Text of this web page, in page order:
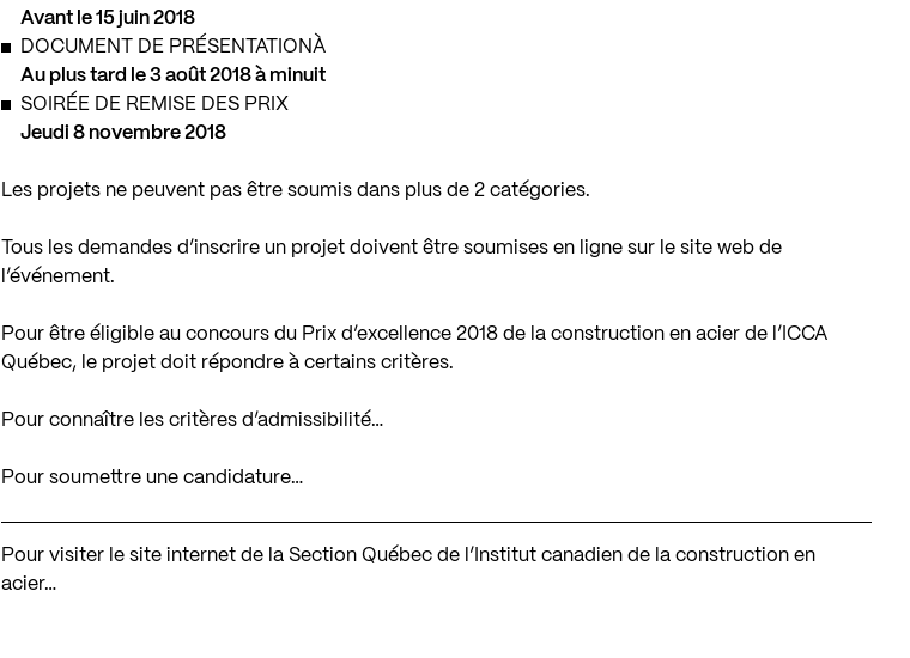
Avant le 15 juin 2018
DOCUMENT DE PRÉSENTATIONÀ
Au plus tard le 3 août 2018 à minuit
SOIRÉE DE REMISE DES PRIX
Jeudi 8 novembre 2018
Les projets ne peuvent pas être soumis dans plus de 2 catégories.
Tous les demandes d’inscrire un projet doivent être soumises en ligne sur le site web de
l’événement.
Pour être éligible au concours du Prix d’excellence 2018 de la construction en acier de l’ICCA
Québec, le projet doit répondre à certains critères.
Pour connaître les critères d’admissibilité…
Pour soumettre une candidature…
Pour visiter le site internet de la Section Québec de l’Institut canadien de la construction en
acier…